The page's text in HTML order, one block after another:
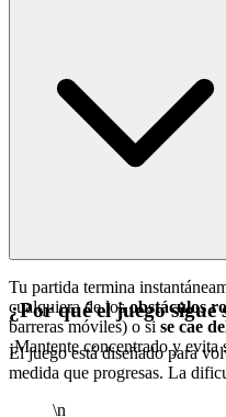
\n¡Recuerda que las
Tu partida termina
cualquiera de losobstáculos
barreras móviles) o si se cae
¡Mantente concentrado y
¿Por qué el juego sigue
El juego está diseñado para
medida que progresas. La
\n